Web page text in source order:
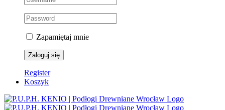
Zapamiętaj mnie
Register
Koszyk